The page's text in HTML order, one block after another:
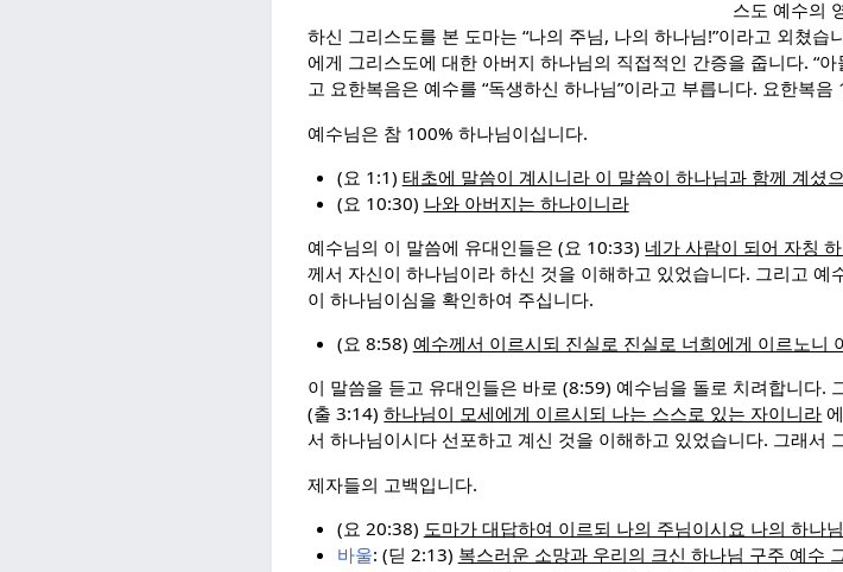
스도 예수의
하신 그리스도를 본 도마는 “나의 주님, 나의 하나님!”이라고 외쳤
에게 그리스도에 대한 아버지 하나님의 직접적인 간증을 줍니다. “
고 요한복음은 예수를 “독생하신 하나님”이라고 부릅니다. 요한복음
예수님은 참 100% 하나님이십니다.
(요 1:1) 태초에 말씀이 계시니라 이 말씀이 하나님과 함께 계셨
(요 10:30) 나와 아버지는 하나이니라
예수님의 이 말씀에 유대인들은 (요 10:33) 네가 사람이 되어 자칭
께서 자신이 하나님이라 하신 것을 이해하고 있었습니다. 그리고
이 하나님이심을 확인하여 주십니다.
(요 8:58) 예수께서 이르시되 진실로 진실로 너희에게 이르노니
이 말씀을 듣고 유대인들은 바로 (8:59) 예수님을 돌로 치려합니다.
(출 3:14)하나님이 모세에게 이르시되 나는 스스로 있는 자이니라
서 하나님이시다 선포하고 계신 것을 이해하고 있었습니다. 그래서
제자들의 고백입니다.
(요 20:38) 도마가 대답하여 이르되 나의 주님이시요 나의 하나
바울: (딛 2:13) 복스러운 소망과 우리의 크신 하나님 구주 예수